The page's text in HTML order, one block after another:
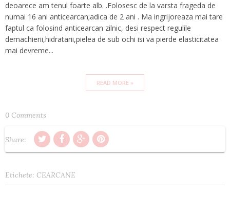
deoarece am tenul foarte alb. .Folosesc de la varsta frageda de
numai 16 ani anticearcan;adica de 2 ani . Ma ingrijoreaza mai tare
faptul ca folosind anticearcan zilnic, desi respect regulile
demachierii,hidratarii,pielea de sub ochi isi va pierde elasticitatea
mai devreme...
READ MORE »
0 Comments
Share:
Etichete: CEARCANE